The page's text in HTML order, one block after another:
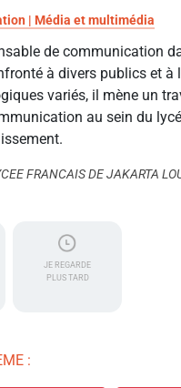
| Média et multimédia
de communication
à divers publics et à
variés, il mène un
au sein du
FRANCAIS DE JAKARTA
JE REGARDE
PLUS TARD
: